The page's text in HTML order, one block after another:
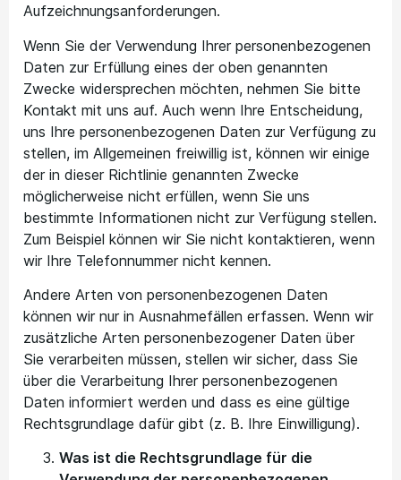
Aufzeichnungsanforderungen.
Wenn Sie der Verwendung Ihrer personenbezogenen
Daten zur Erfüllung eines der oben genannten
Zwecke widersprechen möchten, nehmen Sie bitte
Kontakt mit uns auf. Auch wenn Ihre Entscheidung,
uns Ihre personenbezogenen Daten zur Verfügung zu
stellen, im Allgemeinen freiwillig ist, können wir einige
der in dieser Richtlinie genannten Zwecke
möglicherweise nicht erfüllen, wenn Sie uns
bestimmte Informationen nicht zur Verfügung stellen.
Zum Beispiel können wir Sie nicht kontaktieren, wenn
wir Ihre Telefonnummer nicht kennen.
Andere Arten von personenbezogenen Daten
können wir nur in Ausnahmefällen erfassen. Wenn wir
zusätzliche Arten personenbezogener Daten über
Sie verarbeiten müssen, stellen wir sicher, dass Sie
über die Verarbeitung Ihrer personenbezogenen
Daten informiert werden und dass es eine gültige
Rechtsgrundlage dafür gibt (z. B. Ihre Einwilligung).
Was ist die Rechtsgrundlage für die